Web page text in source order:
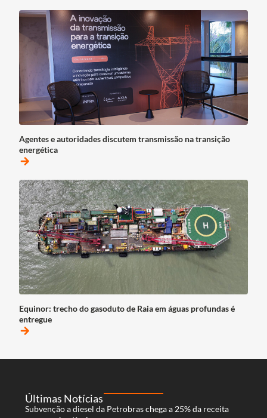
Agentes e autoridades discutem transmissão na transição
energética
arrow_forward
Equinor: trecho do gasoduto de Raia em águas profundas é
entregue
arrow_forward
Últimas Notícias
Subvenção a diesel da Petrobras chega a 25% da receita